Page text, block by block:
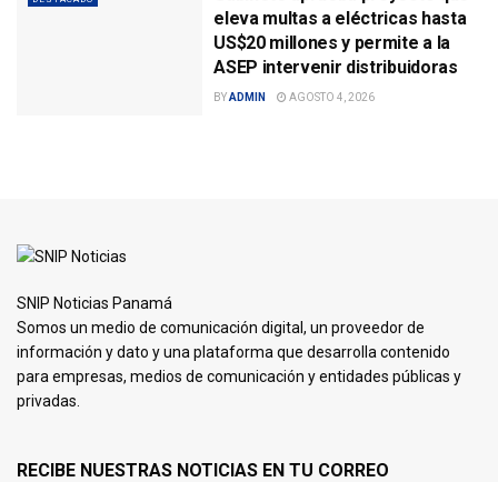
eleva multas a eléctricas hasta
US$20 millones y permite a la
ASEP intervenir distribuidoras
BYADMIN AGOSTO 4, 2026
SNIP Noticias Panamá
Somos un medio de comunicación digital, un proveedor de
información y dato y una plataforma que desarrolla contenido
para empresas, medios de comunicación y entidades públicas y
privadas.
RECIBE NUESTRAS NOTICIAS EN TU CORREO